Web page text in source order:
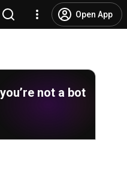
Open App
not a bot